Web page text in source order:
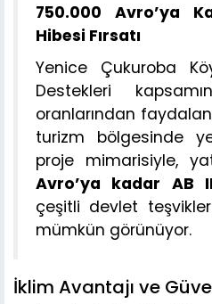
750.000 Avro’ya
Hibesi Fırsatı
Yenice Çukuroba
Destekleri
oranlarından
turizm bölgesinde
proje mimarisiyle,
Avro’ya kadar AB
çeşitli devlet
mümkün görünüyor.
İklim Avantajı ve